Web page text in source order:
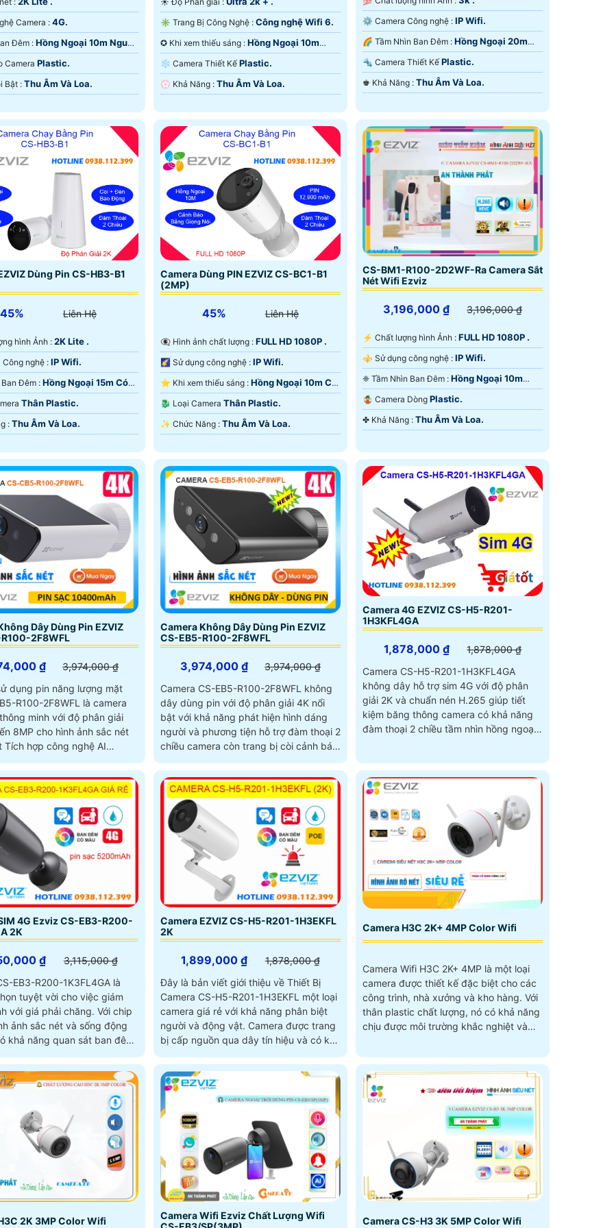
🕉️ Công Nghệ Camera : 4G.
💡 Video Ban Đêm : Hồng Ngoại 10m Nguồn
Camera Plastic.
️♚ Điểm Nỗi Bật : Thu Âm Và Loa.
✳️ Trang Bị Công Nghệ : Công nghệ Wifi 6.
✪ Khi xem thiếu sáng : Hồng Ngoại 10m
Công Nghệ Chuyên Dụng.
❄ Camera Thiết Kế Plastic.
️💮 Khả Năng : Thu Âm Và Loa.
⚙ Camera Công nghệ : IP Wifi.
🌈 Tầm Nhìn Ban Đêm : Hồng Ngoại 20m
Hồng Ngoại SMD.
🔩 Camera Thiết Kế Plastic.
️♚ Khả Năng : Thu Âm Và Loa.
Dùng Pin CS-HB3-B1
45% Liên Hệ
hình Ảnh : 2K Lite .
🤖️ Camera Công nghệ : IP Wifi.
💡 Tầm Xa Ban Đêm : Hồng Ngoại 15m Có
Thân Plastic.
️♚ Khả Năng : Thu Âm Và Loa.
Camera Dùng PIN EZVIZ CS-BC1-B1
(2MP)
45% Liên Hệ
👁️‍🗨 Hình ảnh chất lượng : FULL HD 1080P .
🌠 Sử dụng công nghệ : IP Wifi.
⭐ Khi xem thiếu sáng : Hồng Ngoại 10m Có
Màu Ban Ðêm.
🐉️ Loại Camera Thân Plastic.
️✨ Chức Năng : Thu Âm Và Loa.
CS-BM1-R100-2D2WF-Ra Camera Sắt
Nét Wifi Ezviz
3,196,000 ₫ 3,196,000 ₫
️⚡ Chất lượng hình Ảnh : FULL HD 1080P .
⚜️ Sử dụng công nghệ : IP Wifi.
❈ Tầm Nhìn Ban Đêm : Hồng Ngoại 10m
Hồng Ngoại Smart IR.
🤹 Camera Dòng Plastic.
️✤ Khả Năng : Thu Âm Và Loa.
Dây Dùng Pin EZVIZ
2F8WFL
₫
3,974,000 ₫
dụng pin năng lượng mặt
R100-2F8WFL là camera
minh với độ phân giải
8MP cho hình ảnh sắc nét
Tích hợp công nghệ AI
khả năng phát hiện dáng
phương tiện báo động khi
nhập Thiết kế bền bỉ
IP65 phù hợp lắp đặt trong
thời tiết. Loại Camera Giá
Không Dây IP CS-CB5-
là một dòng camera nhỏ
phù hợp cho các công
Camera Không Dây Dùng Pin EZVIZ
CS-EB5-R100-2F8WFL
3,974,000 ₫
3,974,000 ₫
Camera CS-EB5-R100-2F8WFL không
dây dùng pin với độ phân giải 4K nổi
bật với khả năng phát hiện hình dáng
người và phương tiện hỗ trợ đàm thoại 2
chiều camera còn trang bị còi cảnh báo
và đèn chớp tăng cường an ninh khi
phát hiện sự xâm nhập camera tích hợp
tấm pin năng lượng mặt trời và pin sạc
đạt chuẩn IP65 chống nước và bụi giúp
hoạt động bền bỉ trong mọi điều kiện
thời tiết. Camera An Ninh CS-EB5-
R100-2F8WFL là camera chuyên dụng
tích hợp đèn và âm thanh báo động
Camera 4G EZVIZ CS-H5-R201-
1H3KFL4GA
1,878,000 ₫
1,878,000 ₫
Camera CS-H5-R201-1H3KFL4GA
không dây hỗ trợ sim 4G với độ phân
giải 2K và chuẩn nén H.265 giúp tiết
kiệm băng thông camera có khả năng
đàm thoại 2 chiều tầm nhìn hồng ngoại
đêm với chuẩn IP67 camera còn tích
hợp tính năng phát hiện thông minh và
cảnh báo bằng còi và đèn chớpCamera
giá rẻ loại IP CS-H5-R201-1H3KFL4GA
sắc nét 3
4G Ezviz CS-EB3-R200-
2K
₫
3,115,000 ₫
EB3-R200-1K3FL4GA là
tuyệt vời cho việc giám
giá phải chăng. Với chip
ảnh sắc nét và sống động
khả năng quan sát ban đêm
Camera EZVIZ CS-H5-R201-1H3EKFL
2K
1,899,000 ₫
1,878,000 ₫
Đây là bản viết giới thiệu về Thiết Bị
Camera CS-H5-R201-1H3EKFL một loại
camera giá rẻ với khả năng phân biệt
người và động vật. Camera được trang
bị cấp nguồn qua dây tín hiệu và có khe
dữ liệu tại chỗ
Camera H3C 2K+ 4MP Color Wifi
Camera Wifi H3C 2K+ 4MP là một loại
camera được thiết kế đặc biệt cho các
công trình, nhà xưởng và kho hàng. Với
thân plastic chất lượng, nó có khả năng
chịu được môi trường khắc nghiệt và
2K 3MP Color Wifi
Camera Wifi Ezviz Chất Lượng Wifi
Camera CS-H3 3K 5MP Color Wifi